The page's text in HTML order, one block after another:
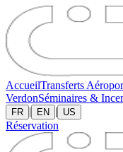
AccueilTransferts
VerdonSéminaires &
FR | EN | US
Réservation